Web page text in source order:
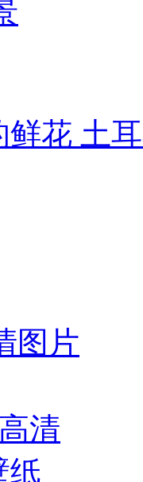
花 土
图片